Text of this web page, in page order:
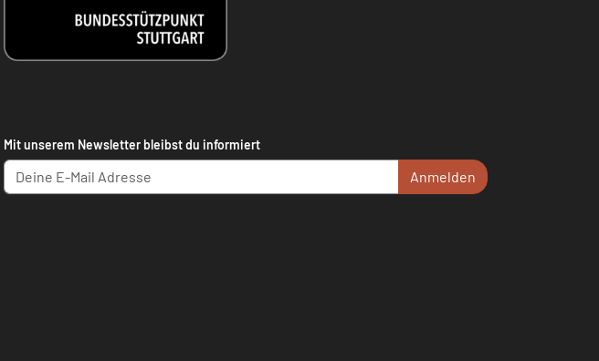
Mit unserem Newsletter bleibst du informiert
Anmelden